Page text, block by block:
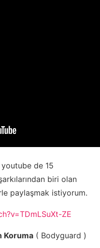
youtube de 15
biri olan
paylaşmak istiyorum.
ZE
Koruma ( Bodyguard )